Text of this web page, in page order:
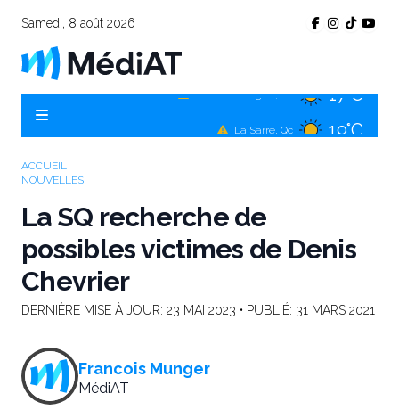
Samedi, 8 août 2026
Amos, Qc
ACCUEIL
NOUVELLES
La SQ recherche de
possibles victimes de Denis
Chevrier
DERNIÈRE MISE À JOUR: 23 MAI 2023 • PUBLIÉ: 31 MARS 2021
Francois Munger
MédiAT